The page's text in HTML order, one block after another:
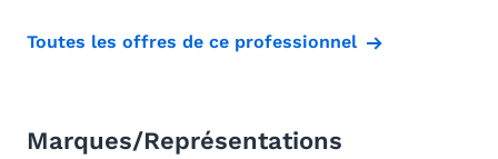
Toutes les offres de ce professionnel
Marques/Représentations